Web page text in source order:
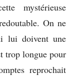
mystérieuse
On ne
lui doivent une
trop longue pour
reprochait